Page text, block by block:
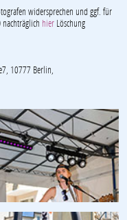
widersprechen und ggf. für
hier Löschung
10777 Berlin,